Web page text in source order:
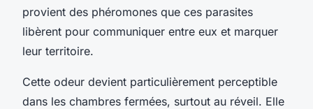
provient des phéromones que ces parasites
libèrent pour communiquer entre eux et marquer
leur territoire.
Cette odeur devient particulièrement perceptible
dans les chambres fermées, surtout au réveil. Elle